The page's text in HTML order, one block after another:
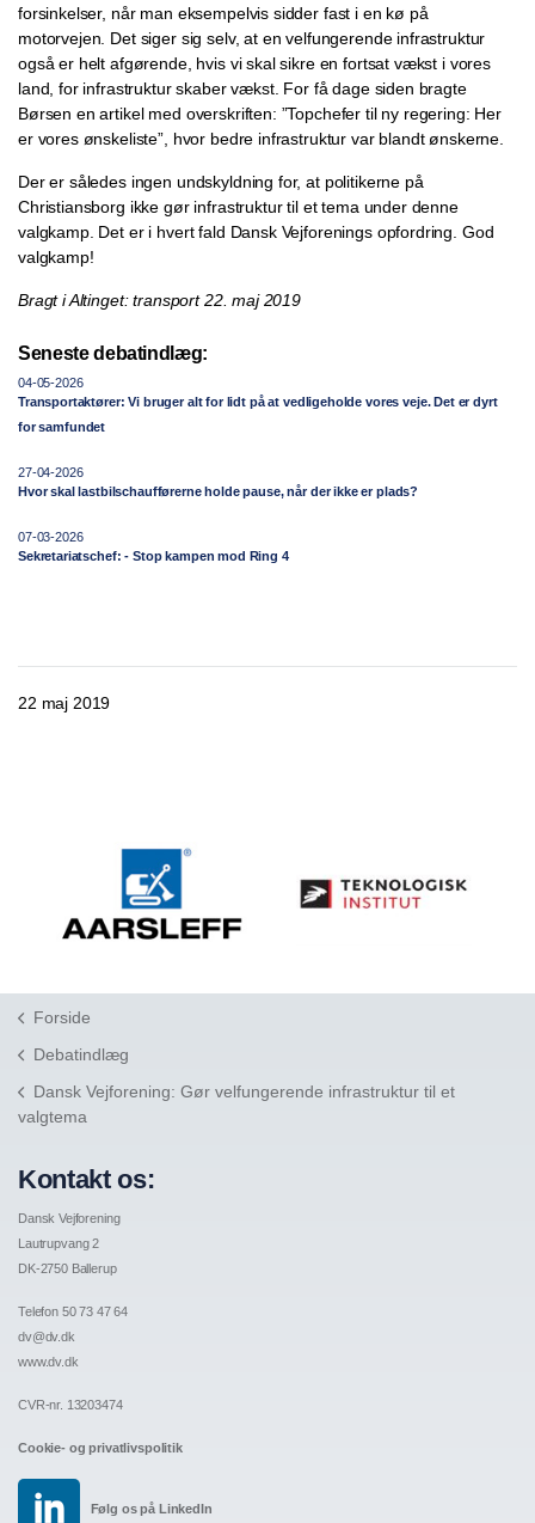
forsinkelser, når man eksempelvis sidder fast i en kø på
motorvejen. Det siger sig selv, at en velfungerende infrastruktur
også er helt afgørende, hvis vi skal sikre en fortsat vækst i vores
land, for infrastruktur skaber vækst. For få dage siden bragte
Børsen en artikel med overskriften: ”Topchefer til ny regering: Her
er vores ønskeliste”, hvor bedre infrastruktur var blandt ønskerne.
Der er således ingen undskyldning for, at politikerne på
Christiansborg ikke gør infrastruktur til et tema under denne
valgkamp. Det er i hvert fald Dansk Vejforenings opfordring. God
valgkamp!
Bragt i Altinget: transport 22. maj 2019
Seneste debatindlæg:
04-05-2026
Transportaktører: Vi bruger alt for lidt på at vedligeholde vores veje. Det er dyrt
for samfundet
27-04-2026
Hvor skal lastbilschaufførerne holde pause, når der ikke er plads?
07-03-2026
Sekretariatschef: - Stop kampen mod Ring 4
22 maj 2019
Forside
Debatindlæg
Dansk Vejforening: Gør velfungerende infrastruktur til et
valgtema
Kontakt os:
Dansk Vejforening
Lautrupvang 2
DK-2750 Ballerup
Telefon 50 73 47 64
dv@dv.dk
www.dv.dk
CVR-nr. 13203474
Cookie- og privatlivspolitik
Følg os på LinkedIn